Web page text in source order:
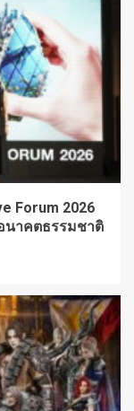
Forum 2026
นาคตธรรมชาติ